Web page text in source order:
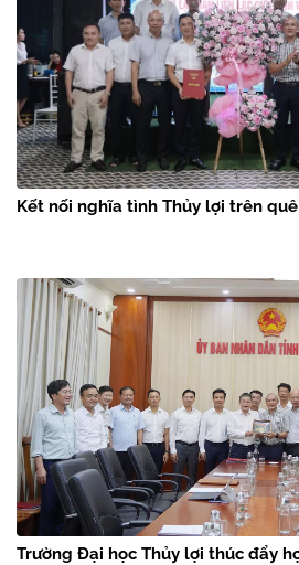
Kết nối nghĩa tình Thủy lợi trên
Trường Đại học Thủy lợi thúc đẩy